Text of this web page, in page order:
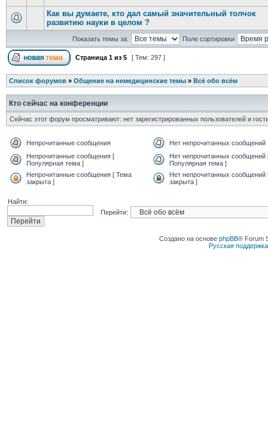
Как вы думаете, кто дал самый значительный толчок
развитию науки в целом ?
Показать темы за: Поле сортировки
Страница 1из 5 [ Тем: 297 ]
Список форумов» Общение на немедицинские темы» Всё обо всём
Кто сейчас на конференции
Сейчас этот форум просматривают: нет зарегистрированных пользователей и
Непрочитанные сообщения
Нет непрочитанных сообщений
Непрочитанные сообщения [
Популярная тема ]
Нет непрочитанных сообщений
Популярная тема ]
Непрочитанные сообщения [ Тема
закрыта ]
Нет непрочитанных сообщений
закрыта ]
Найти:
Перейти:
Создано на основе phpBB® Forum
Русская